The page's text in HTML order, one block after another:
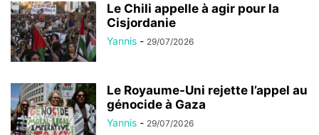
Le Chili appelle à agir pour la
Cisjordanie
Yannis - 29/07/2026
Le Royaume-Uni rejette l’appel au
génocide à Gaza
Yannis - 29/07/2026